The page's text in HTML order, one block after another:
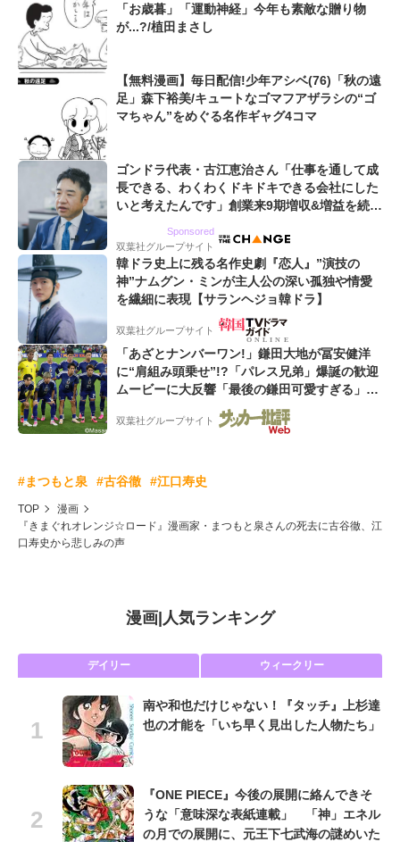
「お歳暮」「運動神経」今年も素敵な贈り物
が...?/植田まさし
【無料漫画】毎日配信!少年アシベ(76)「秋の遠
足」森下裕美/キュートなゴマフアザラシの“ゴ
マちゃん”をめぐる名作ギャグ4コマ
ゴンドラ代表・古江恵治さん「仕事を通して成
長できる、わくわくドキドキできる会社にした
いと考えたんです」創業来9期増収&増益を続け
Sponsored
双葉社グループサイト
韓ドラ史上に残る名作史劇『恋人』”演技の
神”ナムグン・ミンが主人公の深い孤独や情愛
を繊細に表現【サランヘジョ韓ドラ】
双葉社グループサイト
「あざとナンバーワン!」鎌田大地が冨安健洋
に“肩組み頭乗せ”!?「パレス兄弟」爆誕の歓迎
ムービーに大反響「最後の鎌田可愛すぎる」
「粋にも程がある!」
双葉社グループサイト
#まつもと泉 #古谷徹 #江口寿史
TOP
漫画
『きまぐれオレンジ☆ロード』漫画家・まつもと泉さんの死去に古谷徹、江
口寿史から悲しみの声
漫画| 人気ランキング
デイリー ウィークリー
南や和也だけじゃない！『タッチ』上杉達
也の才能を「いち早く見出した人物たち」
『ONE PIECE』今後の展開に絡んできそ
うな「意味深な表紙連載」 「神」エネル
の月での展開に、元王下七武海の謎めいた